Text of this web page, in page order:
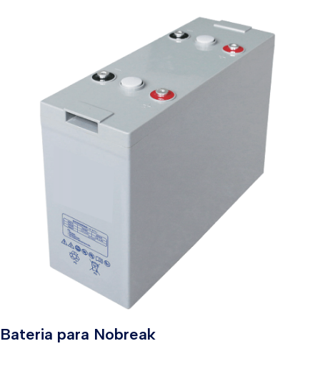
Bateria para Nobreak